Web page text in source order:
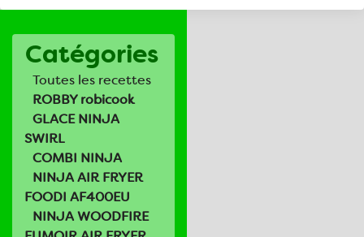
Catégories
Toutes les recettes
ROBBY robicook
GLACE NINJA
SWIRL
COMBI NINJA
NINJA AIR FRYER
FOODI AF400EU
NINJA WOODFIRE